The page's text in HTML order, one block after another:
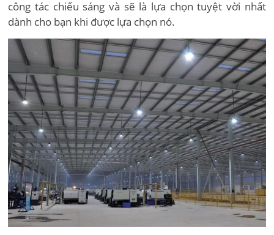
công tác chiếu sáng và sẽ là lựa chọn tuyệt vời nhất
dành cho bạn khi được lựa chọn nó.